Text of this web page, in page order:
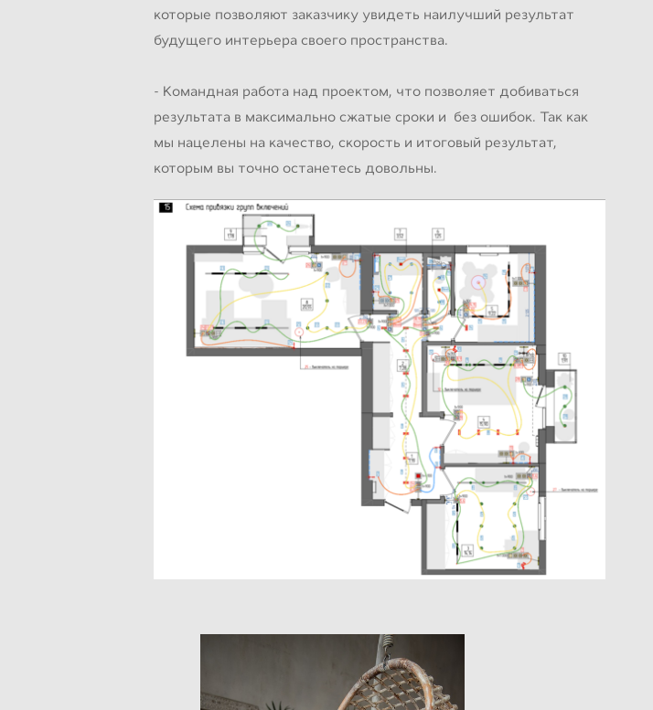
которые позволяют заказчику увидеть наилучший результат
будущего интерьера своего пространства.
- Командная работа над проектом, что позволяет добиваться
результата в максимально сжатые сроки и без ошибок. Так как
мы нацелены на качество, скорость и итоговый результат,
которым вы точно останетесь довольны.